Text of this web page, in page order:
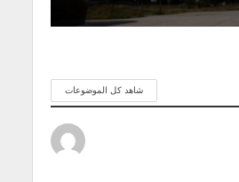
شاهد كل الموضوعات